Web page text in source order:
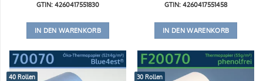
GTIN: 4260417551830
IN DEN WARENKORB
GTIN: 4260417551458
IN DEN WARENKORB
40 Rollen 30 Rollen